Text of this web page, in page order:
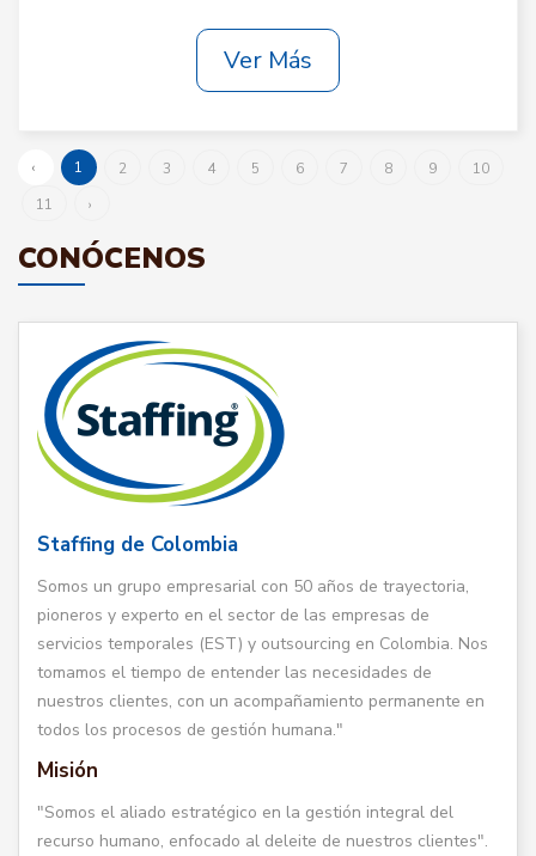
Ver Más
‹ 1 2 3 4 5 6 7 8 9
10
11
›
CONÓCENOS
Staffing de Colombia
Somos un grupo empresarial con 50 años de trayectoria,
pioneros y experto en el sector de las empresas de
servicios temporales (EST) y outsourcing en Colombia. Nos
tomamos el tiempo de entender las necesidades de
nuestros clientes, con un acompañamiento permanente en
todos los procesos de gestión humana."
Misión
"Somos el aliado estratégico en la gestión integral del
recurso humano, enfocado al deleite de nuestros clientes".